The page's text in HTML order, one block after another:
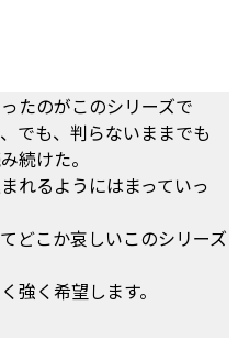
たのがこのシリーズで
でも、判らないままでも
続けた。
れるようにはまっていっ
どこか哀しいこのシリーズ
強く希望します。